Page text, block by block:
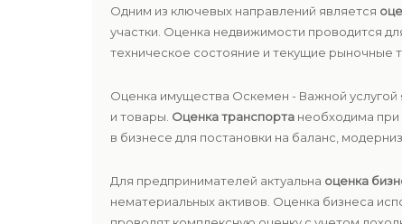
Одним из ключевых направлений является
участки. Оценка недвижимости проводится
техническое состояние и текущие рыночные
Оценка имущества Оскемен - Важной услугой
и товары. Оценка транспорта необходима
в бизнесе для постановки на баланс,
Для предпринимателей актуальна оценка
нематериальных активов. Оценка бизнеса